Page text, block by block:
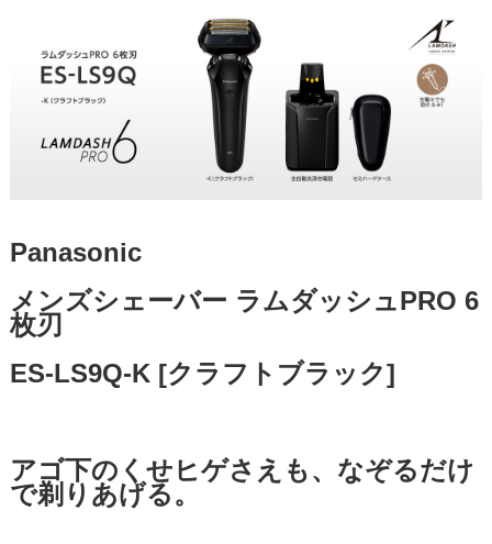
Panasonic
メンズシェーバー ラムダッシュPRO 6
枚刃
ES-LS9Q-K [クラフトブラック]
アゴ下のくせヒゲさえも、なぞるだけ
で剃りあげる。